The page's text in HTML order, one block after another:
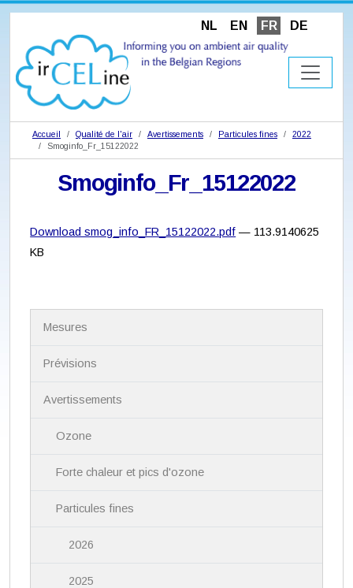
NL EN FR DE
Accueil Qualité de l'air Avertissements Particules fines
2022
Smoginfo_Fr_15122022
Smoginfo_Fr_15122022
Download smog_info_FR_15122022.pdf — 113.9140625
KB
Mesures
Prévisions
Avertissements
Ozone
Forte chaleur et pics d'ozone
Particules fines
2026
2025